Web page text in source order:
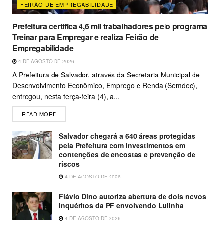
FEIRÃO DE EMPREGABILIDADE
Prefeitura certifica 4,6 mil trabalhadores pelo programa
Treinar para Empregar e realiza Feirão de
Empregabilidade
4 DE AGOSTO DE 2026
A Prefeitura de Salvador, através da Secretaria Municipal de
Desenvolvimento Econômico, Emprego e Renda (Semdec),
entregou, nesta terça-feira (4), a...
READ MORE
Salvador chegará a 640 áreas protegidas
pela Prefeitura com investimentos em
contenções de encostas e prevenção de
riscos
4 DE AGOSTO DE 2026
Flávio Dino autoriza abertura de dois novos
inquéritos da PF envolvendo Lulinha
4 DE AGOSTO DE 2026